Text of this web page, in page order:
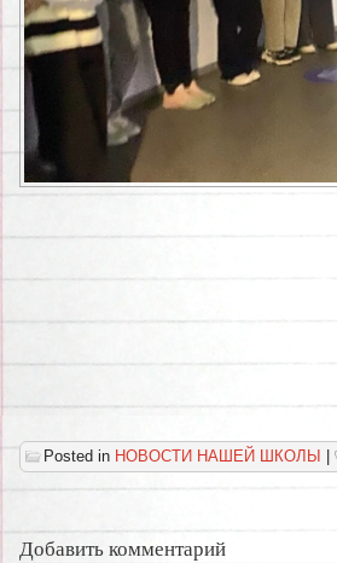
Posted in НОВОСТИ НАШЕЙ ШКОЛЫ |
Добавить комментарий